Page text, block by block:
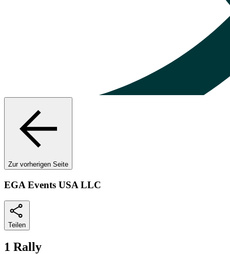
Zur vorherigen Seite
EGA Events USA LLC
Teilen
1 Rally